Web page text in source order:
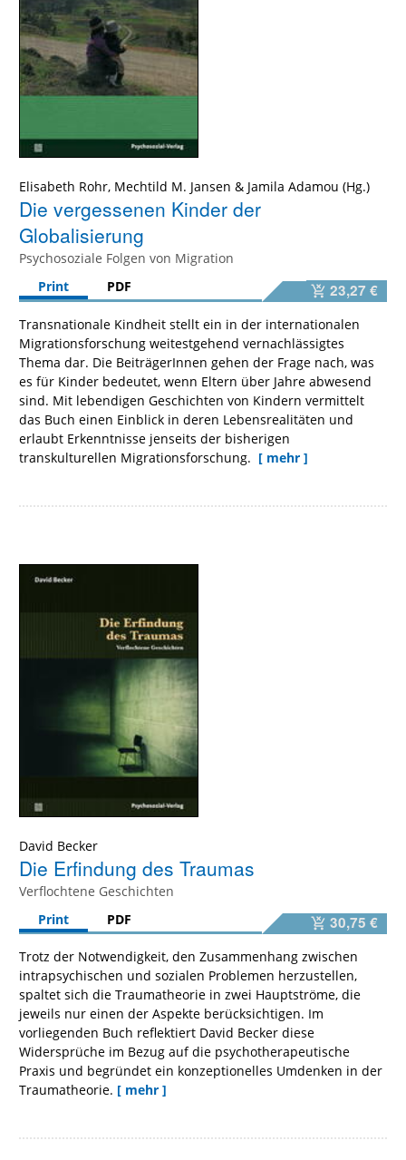
Elisabeth Rohr, Mechtild M. Jansen & Jamila Adamou
Die vergessenen Kinder der
Globalisierung
Psychosoziale Folgen von Migration
Print
PDF 23,27 €
Transnationale Kindheit stellt ein in der internationalen
Migrationsforschung weitestgehend vernachlässigtes
Thema dar. Die BeiträgerInnen gehen der Frage nach, was
es für Kinder bedeutet, wenn Eltern über Jahre abwesend
sind. Mit lebendigen Geschichten von Kindern vermittelt
das Buch einen Einblick in deren Lebensrealitäten und
erlaubt Erkenntnisse jenseits der bisherigen
transkulturellen Migrationsforschung. [ mehr ]
David Becker
Die Erfindung des Traumas
Verflochtene Geschichten
Print
PDF 30,75 €
Trotz der Notwendigkeit, den Zusammenhang zwischen
intrapsychischen und sozialen Problemen herzustellen,
spaltet sich die Traumatheorie in zwei Hauptströme, die
jeweils nur einen der Aspekte berücksichtigen. Im
vorliegenden Buch reflektiert David Becker diese
Widersprüche im Bezug auf die psychotherapeutische
Praxis und begründet ein konzeptionelles Umdenken in der
Traumatheorie. [ mehr ]